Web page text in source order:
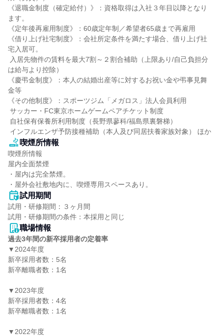
《退職金制度（確定給付）》：資格取得は入社３年目以降となり
ます。
《定年後再雇用制度》：60歳定年制／希望者65歳まで再雇用
《借り上げ社宅制度》：会社所定条件を満たす場合、借り上げ社
宅入居可。
は給与より控除）
《慶弔金制度》：本人の結婚出産等に対するお祝い金や弔事見舞
金等
《その他制度》：スポーツジム「メガロス」法人会員利用
インフルエンザ予防接種補助（本人及び同居扶養家族対象） ほか
喫煙所情報
喫煙所情報
屋内全面禁煙
・屋内は完全禁煙。
・屋外会社敷地内に、喫煙専用スペースあり。
試用期間
試用・研修期間：３ヶ月間
職場情報
過去3年間の新卒採用者の定着率
▼2024年度
新卒採用者数：5名
新卒離職者数：1名
▼2023年度
新卒採用者数：4名
新卒離職者数：1名
▼2022年度